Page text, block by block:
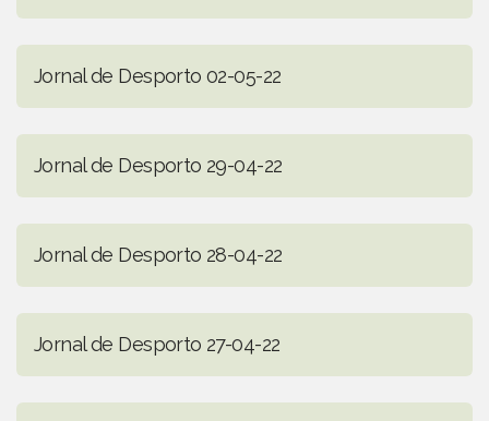
Jornal de Desporto 02-05-22
Jornal de Desporto 29-04-22
Jornal de Desporto 28-04-22
Jornal de Desporto 27-04-22